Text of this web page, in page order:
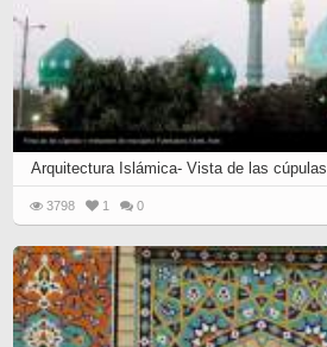
Arquitectura Islámica- Vista de las
3798 1 0